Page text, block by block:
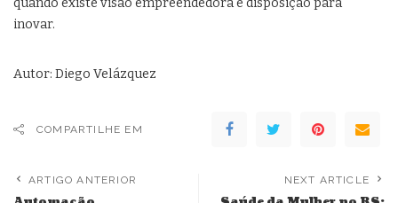
quando existe visão empreendedora e disposição para
inovar.
Autor: Diego Velázquez
COMPARTILHE EM
ARTIGO ANTERIOR NEXT ARTICLE